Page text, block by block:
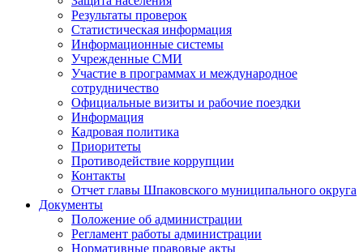
Результаты проверок
Статистическая информация
Информационные системы
Учрежденные СМИ
Участие в программах и международное
сотрудничество
Официальные визиты и рабочие поездки
Информация
Кадровая политика
Приоритеты
Противодействие коррупции
Контакты
Отчет главы Шпаковского муниципального округа
Документы
Положение об администрации
Регламент работы администрации
Нормативные правовые акты